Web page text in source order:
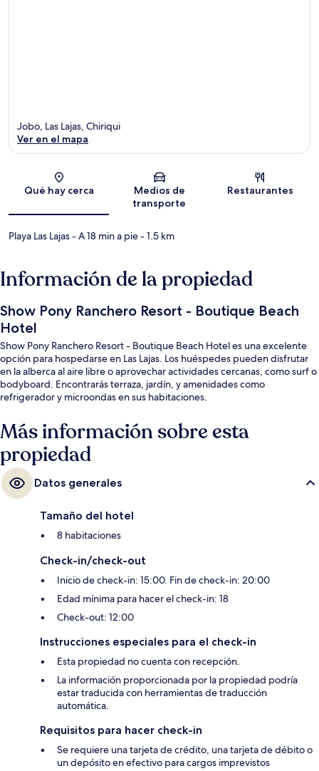
Sección del mapa
Jobo, Las Lajas, Chiriqui
Ver en el mapa
Qué hay cerca
Medios de
transporte
Restaurantes
Playa Las Lajas- A 18 min a pie- 1.5 km
Información de la propiedad
Show Pony Ranchero Resort - Boutique Beach
Hotel
Show Pony Ranchero Resort - Boutique Beach Hotel es una excelente
opción para hospedarse en Las Lajas. Los huéspedes pueden disfrutar
en la alberca al aire libre o aprovechar actividades cercanas, como surf o
bodyboard. Encontrarás terraza, jardín, y amenidades como
refrigerador y microondas en sus habitaciones.
Más información sobre esta
propiedad
Datos generales
Tamaño del hotel
8 habitaciones
Check-in/check-out
Inicio de check-in: 15:00. Fin de check-in: 20:00
Edad mínima para hacer el check-in: 18
Check-out: 12:00
Instrucciones especiales para el check-in
Esta propiedad no cuenta con recepción.
La información proporcionada por la propiedad podría
estar traducida con herramientas de traducción
automática.
Requisitos para hacer check-in
Se requiere una tarjeta de crédito, una tarjeta de débito o
un depósito en efectivo para cargos imprevistos